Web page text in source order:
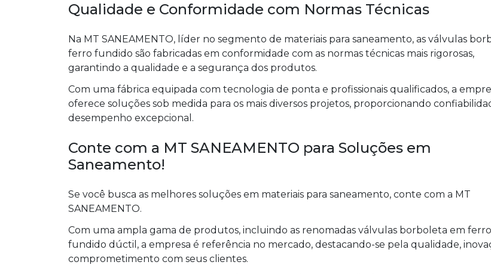
Qualidade e Conformidade com Normas Técnicas
Na MT SANEAMENTO, líder no segmento de materiais para saneamento, as válvulas
ferro fundido são fabricadas em conformidade com as normas técnicas mais rigorosas,
garantindo a qualidade e a segurança dos produtos.
Com uma fábrica equipada com tecnologia de ponta e profissionais qualificados, a
oferece soluções sob medida para os mais diversos projetos, proporcionando
desempenho excepcional.
Conte com a MT SANEAMENTO para Soluções em
Saneamento!
Se você busca as melhores soluções em materiais para saneamento, conte com a MT
SANEAMENTO.
Com uma ampla gama de produtos, incluindo as renomadas válvulas borboleta em ferro
fundido dúctil, a empresa é referência no mercado, destacando-se pela qualidade,
comprometimento com seus clientes.